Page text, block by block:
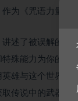
为《咒语力量3
述了被误解的巨
殊能力为你的战
雄与这个世界的
传说中的武器与